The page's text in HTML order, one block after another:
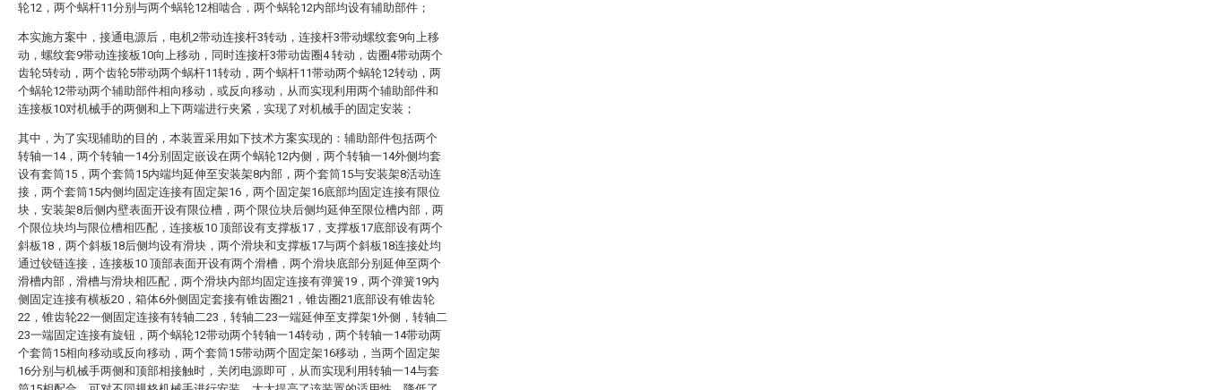
轮12，两个蜗杆11分别与两个蜗轮12相啮合，两个蜗轮12内部均设有辅助部件；
本实施方案中，接通电源后，电机2带动连接杆3转动，连接杆3带动螺纹套9向上移
动，螺纹套9带动连接板10向上移动，同时连接杆3带动齿圈4 转动，齿圈4带动两个
齿轮5转动，两个齿轮5带动两个蜗杆11转动，两个蜗杆11带动两个蜗轮12转动，两
个蜗轮12带动两个辅助部件相向移动，或反向移动，从而实现利用两个辅助部件和
连接板10对机械手的两侧和上下两端进行夹紧，实现了对机械手的固定安装；
其中，为了实现辅助的目的，本装置采用如下技术方案实现的：辅助部件包括两个
转轴一14，两个转轴一14分别固定嵌设在两个蜗轮12内侧，两个转轴一14外侧均套
设有套筒15，两个套筒15内端均延伸至安装架8内部，两个套筒15与安装架8活动连
接，两个套筒15内侧均固定连接有固定架16，两个固定架16底部均固定连接有限位
块，安装架8后侧内壁表面开设有限位槽，两个限位块后侧均延伸至限位槽内部，两
个限位块均与限位槽相匹配，连接板10 顶部设有支撑板17，支撑板17底部设有两个
斜板18，两个斜板18后侧均设有滑块，两个滑块和支撑板17与两个斜板18连接处均
通过铰链连接，连接板10 顶部表面开设有两个滑槽，两个滑块底部分别延伸至两个
滑槽内部，滑槽与滑块相匹配，两个滑块内部均固定连接有弹簧19，两个弹簧19内
侧固定连接有横板20，箱体6外侧固定套接有锥齿圈21，锥齿圈21底部设有锥齿轮
22，锥齿轮22一侧固定连接有转轴二23，转轴二23一端延伸至支撑架1外侧，转轴二
23一端固定连接有旋钮，两个蜗轮12带动两个转轴一14转动，两个转轴一14带动两
个套筒15相向移动或反向移动，两个套筒15带动两个固定架16移动，当两个固定架
16分别与机械手两侧和顶部相接触时，关闭电源即可，从而实现利用转轴一14与套